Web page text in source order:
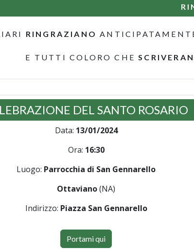
RINGRAZIANO
E TUTTI COLORO CHE
DEL SANTO ROSARIO
Data: 13/01/2024
Ora: 16:30
Luogo: Parrocchia di San Gennarello
Ottaviano(NA)
Indirizzo: Piazza San Gennarello
Portami qui